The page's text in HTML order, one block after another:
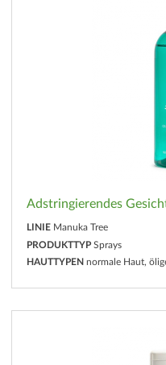
Adstringierendes
LINIE Manuka Tree
PRODUKTTYP Sprays
HAUTTYPEN normale Haut,